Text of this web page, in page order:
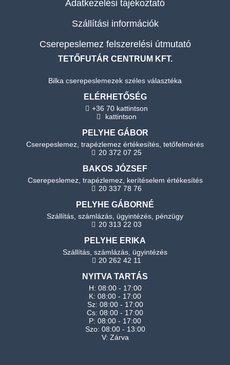
Adatkezelési tájékoztató
Szállítási információk
Cserepeslemez felszerelési útmutató
TETŐFUTÁR CENTRUM KFT.
Bilka cserepeslemezek széles választéka
ELÉRHETŐSÉG
+36 70 kattintson
kattintson
PELYHE GÁBOR
Cserepeslemez, trapézlemez értékesítés, tetőfelmérés
20 372 07 25
BAKOS JÓZSEF
Cserepeslemez, trapézlemez, kerítéselem értékesítés
20 337 78 76
PELYHE GÁBORNÉ
Szállítás, számlázás, ügyintézés, pénzügy
20 313 22 03
PELYHE ERIKA
Szállítás, számlázás, ügyintézés
20 262 42 11
NYITVA TARTÁS
H: 08:00 - 17:00
K: 08:00 - 17:00
Sz: 08:00 - 17:00
Cs: 08:00 - 17:00
P: 08:00 - 17:00
Szo: 08:00 - 13:00
V: Zárva